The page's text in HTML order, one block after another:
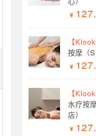
【Klook
按摩（
【Klook
水疗按
店）